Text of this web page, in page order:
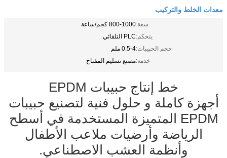
معدات الخلط والتركيب
سعة:800-1000 كجم/ساعة
يتحكم:PLC التلقائي
حجم الحبيبات:0.5-4 ملم
خدمة:مصنع تسليم المفتاح
خط إنتاج حبيبات EPDM
أجهزة كاملة و حلول فنية لتصنيع حبيبات
EPDM المتميزة المستخدمة في أسطح
الرياضة وأرضيات ملاعب الأطفال
وأنظمة العشب الاصطناعي.